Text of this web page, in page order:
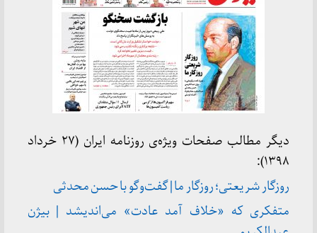
دیگر مطالب صفحات ویژه‌ی روزنامه ایران (۲۷ خرداد
۱۳۹۸):
روزگار شریعتی؛ روزگار ما | گفت‌وگو با حسن محدثی
متفکری که «خلاف آمد عادت» می‌اندیشد | بیژن